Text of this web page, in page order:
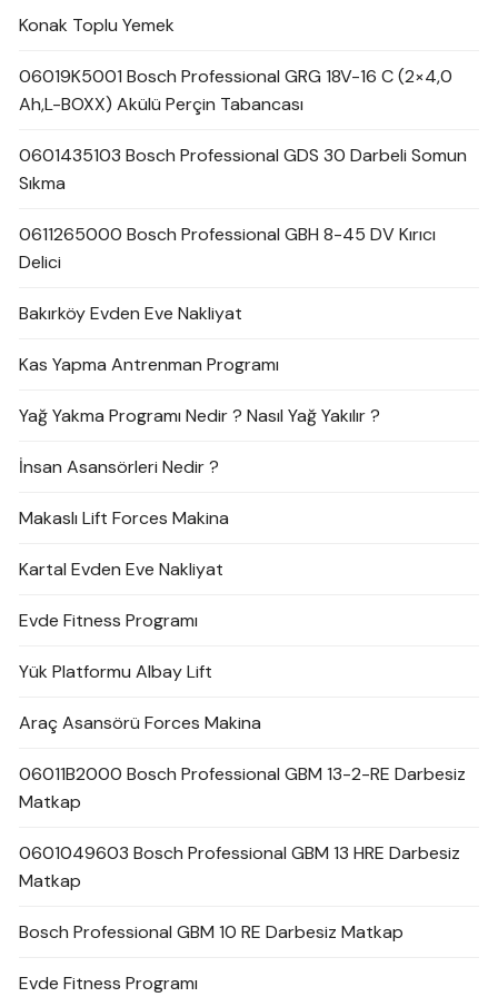
Konak Toplu Yemek
06019K5001 Bosch Professional GRG 18V-16 C (2×4,0
Ah,L-BOXX) Akülü Perçin Tabancası
0601435103 Bosch Professional GDS 30 Darbeli Somun
Sıkma
0611265000 Bosch Professional GBH 8-45 DV Kırıcı
Delici
Bakırköy Evden Eve Nakliyat
Kas Yapma Antrenman Programı
Yağ Yakma Programı Nedir ? Nasıl Yağ Yakılır ?
İnsan Asansörleri Nedir ?
Makaslı Lift Forces Makina
Kartal Evden Eve Nakliyat
Evde Fitness Programı
Yük Platformu Albay Lift
Araç Asansörü Forces Makina
06011B2000 Bosch Professional GBM 13-2-RE Darbesiz
Matkap
0601049603 Bosch Professional GBM 13 HRE Darbesiz
Matkap
Bosch Professional GBM 10 RE Darbesiz Matkap
Evde Fitness Programı